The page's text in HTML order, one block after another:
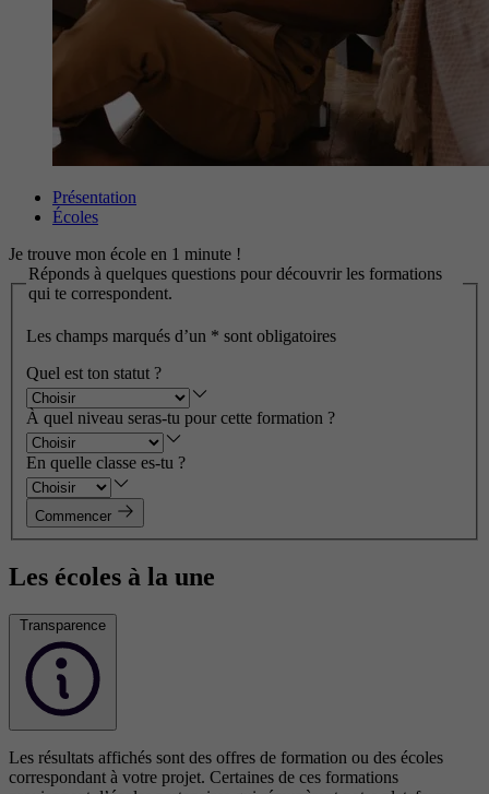
Présentation
Écoles
Je trouve mon école en 1 minute !
Réponds à quelques questions pour découvrir les formations
qui te correspondent.
Les champs marqués d’un * sont obligatoires
Quel est ton statut ?
À quel niveau seras-tu pour cette formation ?
En quelle classe es-tu ?
Commencer
Les écoles à la une
Transparence
Les résultats affichés sont des offres de formation ou des écoles
correspondant à votre projet. Certaines de ces formations